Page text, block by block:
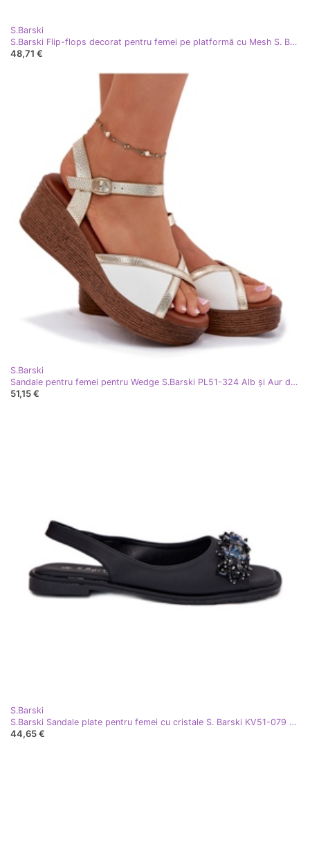
S.Barski
S.Barski Flip-flops decorat pentru femei pe platformă cu Mesh S. Barski My51-016 Negru
48,71 €
S.Barski
Sandale pentru femei pentru Wedge S.Barski PL51-324 Alb și Aur de aur
51,15 €
S.Barski
S.Barski Sandale plate pentru femei cu cristale S. Barski KV51-079 Negru
44,65 €